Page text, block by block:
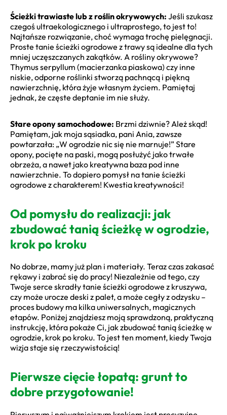
Ścieżki trawiaste lub z roślin okrywowych: Jeśli szukasz
czegoś ultraekologicznego i ultraprostego, to jest to!
Najtańsze rozwiązanie, choć wymaga trochę pielęgnacji.
Proste tanie ścieżki ogrodowe z trawy są idealne dla tych
mniej uczęszczanych zakątków. A rośliny okrywowe?
Thymus serpyllum (macierzanka piaskowa) czy inne
niskie, odporne roślinki stworzą pachnącą i piękną
nawierzchnię, która żyje własnym życiem. Pamiętaj
jednak, że częste deptanie im nie służy.
Stare opony samochodowe: Brzmi dziwnie? Ależ skąd!
Pamiętam, jak moja sąsiadka, pani Ania, zawsze
powtarzała: „W ogrodzie nic się nie marnuje!” Stare
opony, pocięte na paski, mogą posłużyć jako trwałe
obrzeża, a nawet jako kreatywna baza pod inne
nawierzchnie. To dopiero pomysł na tanie ścieżki
ogrodowe z charakterem! Kwestia kreatywności!
Od pomysłu do realizacji: jak
zbudować tanią ścieżkę w ogrodzie,
krok po kroku
No dobrze, mamy już plan i materiały. Teraz czas zakasać
rękawy i zabrać się do pracy! Niezależnie od tego, czy
Twoje serce skradły tanie ścieżki ogrodowe z kruszywa,
czy może urocze deski z palet, a może cegły z odzysku –
proces budowy ma kilka uniwersalnych, magicznych
etapów. Poniżej znajdziesz moją sprawdzoną, praktyczną
instrukcję, która pokaże Ci, jak zbudować tanią ścieżkę w
ogrodzie, krok po kroku. To jest ten moment, kiedy Twoja
wizja staje się rzeczywistością!
Pierwsze cięcie łopatą: grunt to
dobre przygotowanie!